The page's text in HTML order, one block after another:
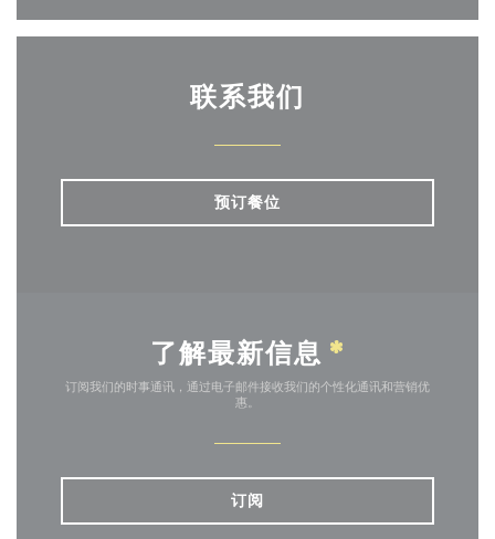
联系我们
预订餐位
了解最新信息 *
订阅我们的时事通讯，通过电子邮件接收我们的个性化通讯和营销优
惠。
订阅